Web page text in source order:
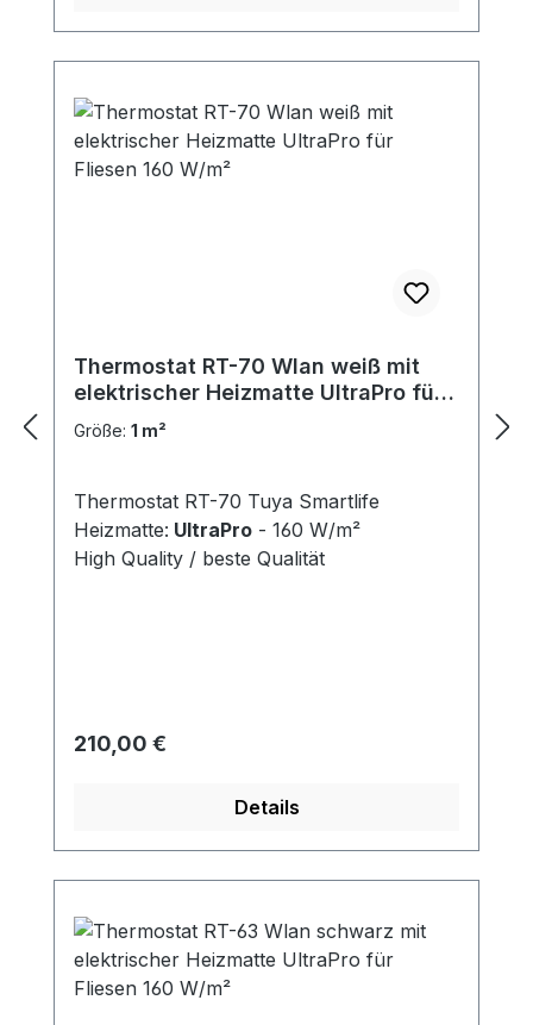
Thermostat RT-70 Wlan weiß mit
elektrischer Heizmatte UltraPro für
Fliesen 160 W/m²
Größe: 1 m²
Thermostat RT-70 Tuya Smartlife
Heizmatte: UltraPro - 160 W/m²
High Quality / beste Qualität
Regulärer Preis:
210,00 €
Details